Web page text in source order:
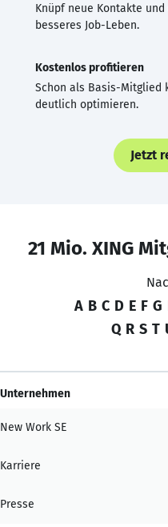
Knüpf neue Kontakte
besseres Job-Leben.
Kostenlos profitieren
Schon als Basis-Mitglied
deutlich optimieren.
Jetzt
21 Mio. XING
A B C D E F G
Q R S T
Unternehmen
New Work SE
Karriere
Presse